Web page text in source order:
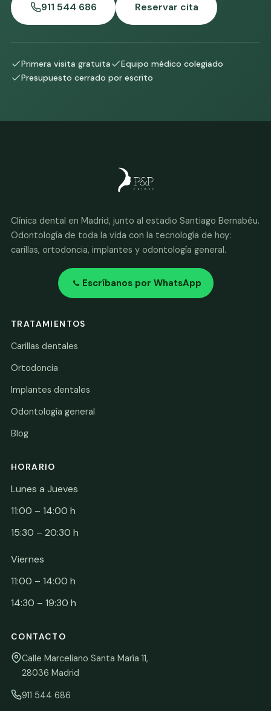
911 544 686 Reservar cita
Primera visita gratuita
Equipo médico colegiado
Presupuesto cerrado por escrito
Clínica dental en Madrid, junto al estadio Santiago Bernabéu.
Odontología de toda la vida con la tecnología de hoy:
carillas, ortodoncia, implantes y odontología general.
Escríbanos por WhatsApp
TRATAMIENTOS
Carillas dentales
Ortodoncia
Implantes dentales
Odontología general
Blog
HORARIO
Lunes a Jueves
11:00 – 14:00 h
15:30 – 20:30 h
Viernes
11:00 – 14:00 h
14:30 – 19:30 h
CONTACTO
Calle Marceliano Santa María 11,
28036 Madrid
911 544 686